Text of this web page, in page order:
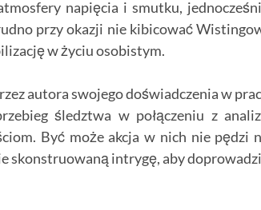
napięcia i smutku,
przy okazji nie kibicować
w życiu osobistym.
autora swojego doświadczenia w
śledztwa w połączeniu z
Być może akcja w nich nie pędzi
skonstruowaną intrygę, aby